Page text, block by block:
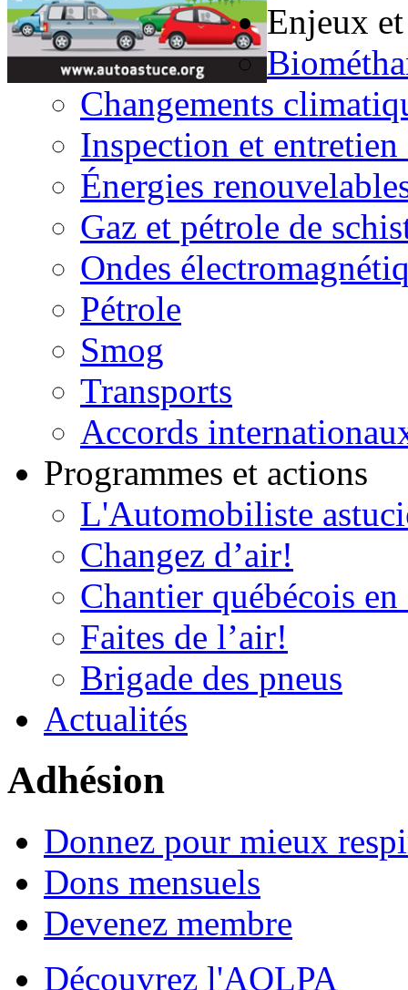
Enjeux
Changements
Inspection et entretien
Énergies
Gaz et pétrole de
Ondes
Pétrole
Smog
Transports
Accords
Programmes et actions
L'Automobiliste
Changez d’air!
Chantier québécois
Faites de l’air!
Brigade des pneus
Actualités
Adhésion
Donnez pour mieux
Dons mensuels
Devenez membre
Découvrez l'AQLPA